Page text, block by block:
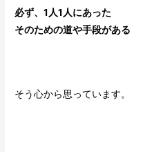
必ず、1人1人にあった
そのための道や手段がある
そう心から思っています。